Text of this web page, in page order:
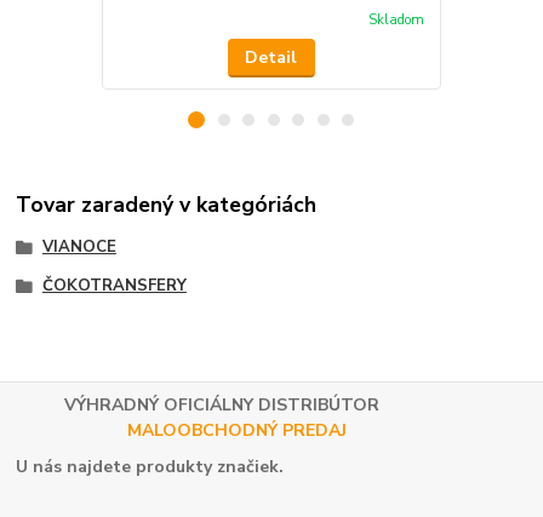
Skladom
Detail
Tovar zaradený v kategóriách
VIANOCE
ČOKOTRANSFERY
VÝHRADNÝ OFICIÁLNY DISTRIBÚTOR
MALOOBCHODNÝ PREDAJ
U nás najdete produkty značiek.